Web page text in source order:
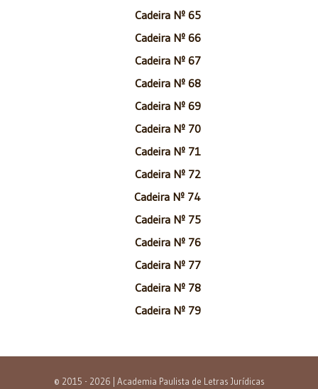
Cadeira Nº 65
Cadeira Nº 66
Cadeira Nº 67
Cadeira Nº 68
Cadeira Nº 69
Cadeira Nº 70
Cadeira Nº 71
Cadeira Nº 72
Cadeira Nº 74
Cadeira Nº 75
Cadeira Nº 76
Cadeira Nº 77
Cadeira Nº 78
Cadeira Nº 79
© 2015 - 2026 | Academia Paulista de Letras Jurídicas